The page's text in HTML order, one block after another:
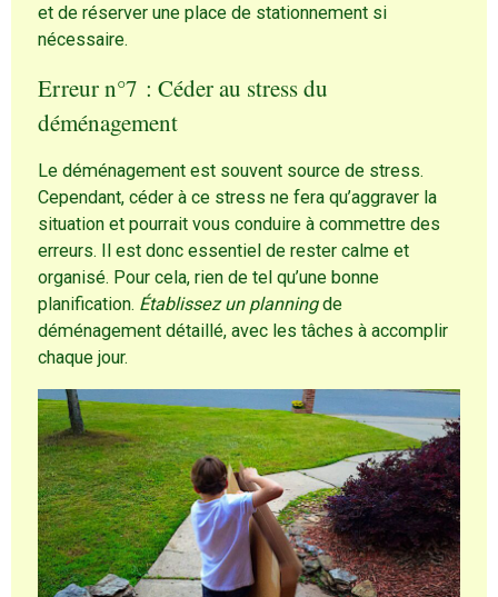
et de réserver une place de stationnement si
nécessaire.
Erreur n°7 : Céder au stress du
déménagement
Le déménagement est souvent source de stress.
Cependant, céder à ce stress ne fera qu’aggraver la
situation et pourrait vous conduire à commettre des
erreurs. Il est donc essentiel de rester calme et
organisé. Pour cela, rien de tel qu’une bonne
planification. Établissez un planningde
déménagement détaillé, avec les tâches à accomplir
chaque jour.